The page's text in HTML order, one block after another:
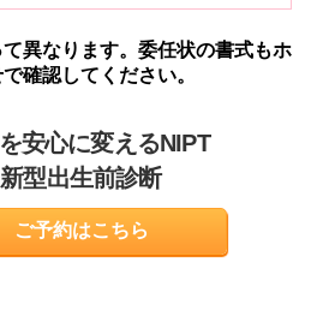
異なります。委任状の書式もホ
確認してください。
安心に変えるNIPT
新型出生前診断
ご予約はこちら